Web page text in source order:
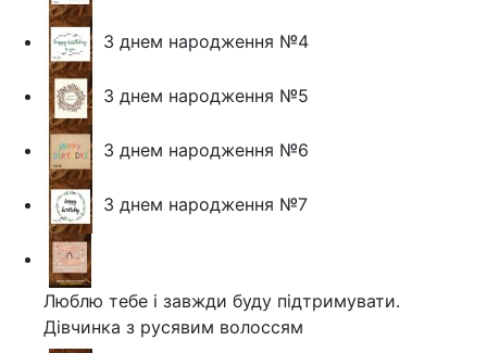
З днем народження №4
З днем народження №5
З днем народження №6
З днем народження №7
Люблю тебе і завжди буду підтримувати.
Дівчинка з русявим волоссям